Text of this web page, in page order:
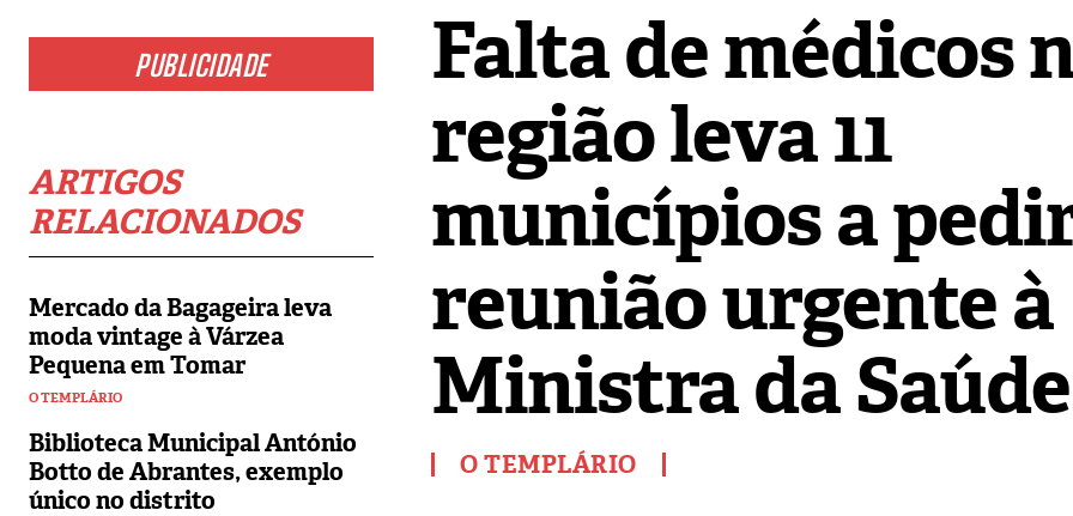
PUBLICIDADE
ARTIGOS
RELACIONADOS
Mercado da Bagageira leva
moda vintage à Várzea
Pequena em Tomar
O TEMPLÁRIO
Biblioteca Municipal António
Botto de Abrantes, exemplo
único no distrito
Falta de médicos
região leva 11
municípios a
reunião urgente à
Ministra da Saúde
O TEMPLÁRIO